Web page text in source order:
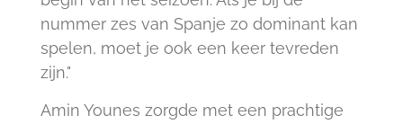
nummer zes van Spanje zo dominant kan
spelen, moet je ook een keer tevreden
zijn."
Amin Younes zorgde met een prachtige